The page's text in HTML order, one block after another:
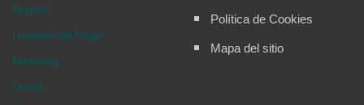
Higiene
Limpieza del Hogar
Marketing
Granel
Política de Cookies
Mapa del sitio